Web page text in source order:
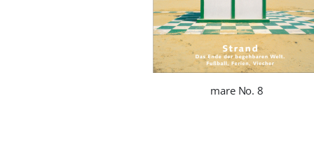
mare No. 8